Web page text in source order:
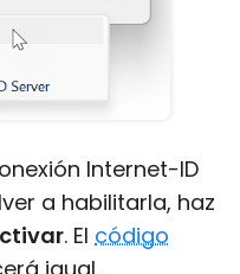
Internet-ID
a habilitarla, haz
. El código